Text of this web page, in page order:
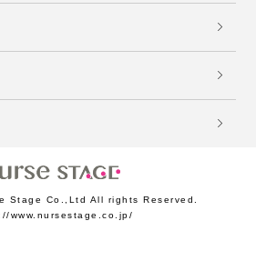
Stage Co.,Ltd All rights Reserved.
www.nursestage.co.jp/